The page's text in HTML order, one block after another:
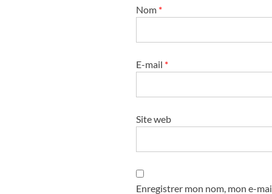
Nom *
E-mail *
Site web
Enregistrer mon nom, mon e-